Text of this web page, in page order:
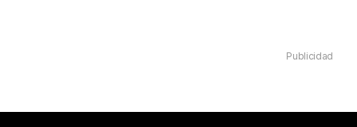
Publicidad